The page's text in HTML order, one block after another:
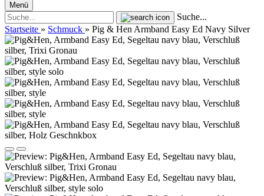
Menü
Suche...
Startseite » Schmuck » Pig & Hen Armband Easy Ed Navy Silver